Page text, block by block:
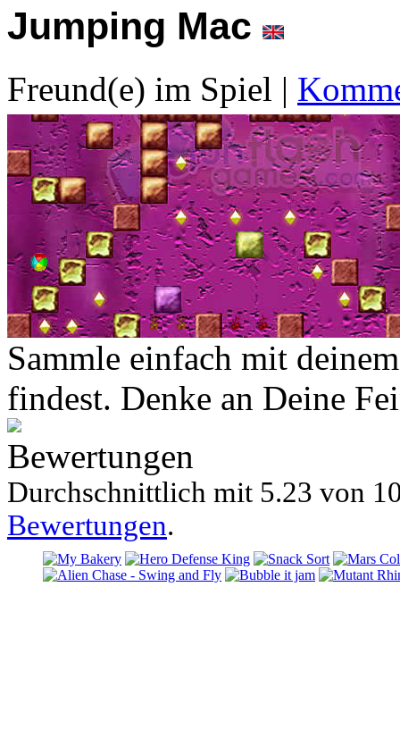
Jumping Mac
Freund(e) im Spiel |
Sammle einfach mit
findest. Denke an Deine
Bewertungen
Durchschnittlich mit 5.23 von
Bewertungen.